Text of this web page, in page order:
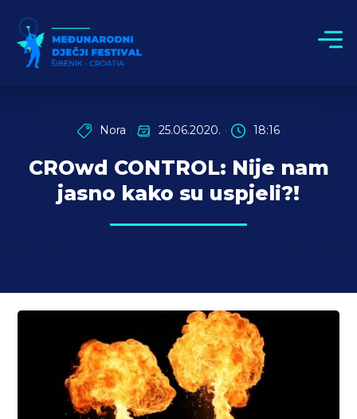
Nora 25.06.2020. 18:16
CROwd CONTROL: Nije nam
jasno kako su uspjeli?!